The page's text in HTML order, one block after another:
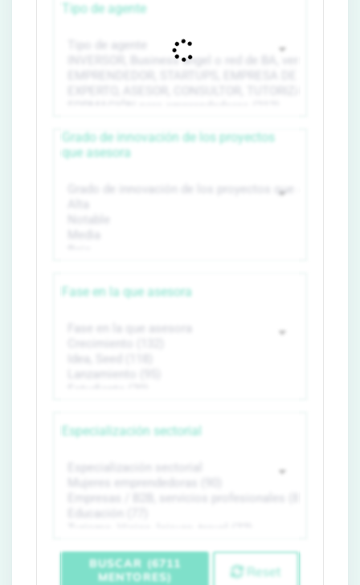
Tipo de agente
Grado de innovación de los proyectos
que asesora
Fase en la que asesora
Especialización sectorial
BUSCAR (6711
MENTORES)
Reset